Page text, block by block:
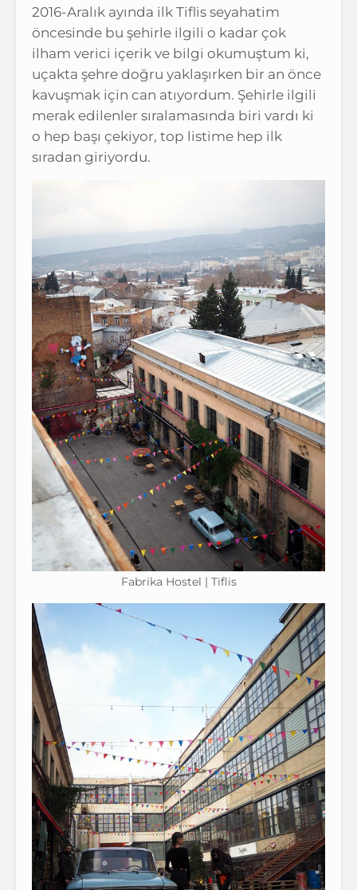
2016-Aralık ayında ilk Tiflis seyahatim
öncesinde bu şehirle ilgili o kadar çok
ilham verici içerik ve bilgi okumuştum ki,
uçakta şehre doğru yaklaşırken bir an önce
kavuşmak için can atıyordum. Şehirle ilgili
merak edilenler sıralamasında biri vardı ki
o hep başı çekiyor, top listime hep ilk
sıradan giriyordu.
Fabrika Hostel | Tiflis